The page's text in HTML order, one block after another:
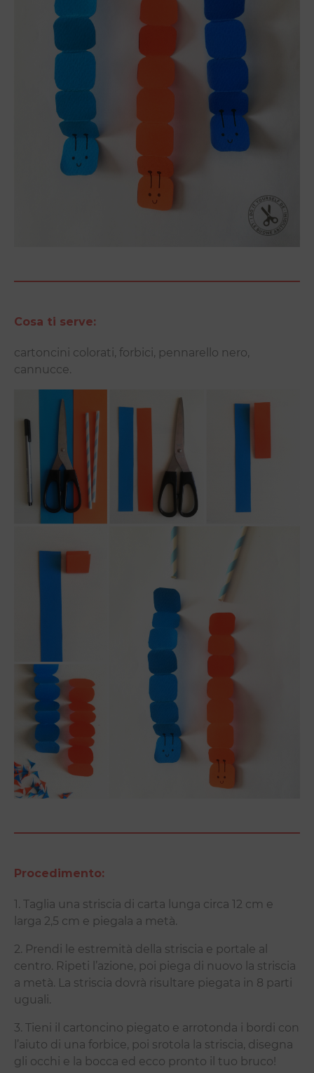
Cosa ti serve:
cartoncini colorati, forbici, pennarello nero,
cannucce.
Procedimento:
1. Taglia una striscia di carta lunga circa 12 cm e
larga 2,5 cm e piegala a metà.
2. Prendi le estremità della striscia e portale al
centro. Ripeti l’azione, poi piega di nuovo la striscia
a metà. La striscia dovrà risultare piegata in 8 parti
uguali.
3. Tieni il cartoncino piegato e arrotonda i bordi con
l’aiuto di una forbice, poi srotola la striscia, disegna
gli occhi e la bocca ed ecco pronto il tuo bruco!